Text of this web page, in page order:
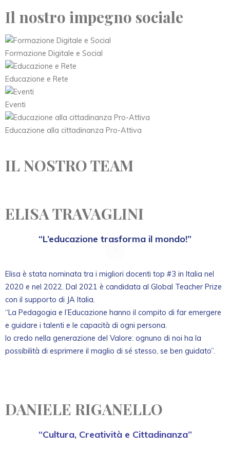
Il nostro impegno sociale
Formazione Digitale e Social
Educazione e Rete
Eventi
Educazione alla cittadinanza Pro-Attiva
IL NOSTRO TEAM
ELISA TRAVAGLINI
“L’educazione trasforma il mondo!”
Elisa è stata nominata tra i migliori docenti top #3 in Italia nel
2020 e nel 2022. Dal 2021 è candidata al Global Teacher Prize
con il supporto di JA Italia.
“La Pedagogia e l’Educazione hanno il compito di far emergere
e guidare i talenti e le capacità di ogni persona.
Io credo nella generazione del Valore: ognuno di noi ha la
possibilità di esprimere il maglio di sé stesso, se ben guidato”.
DANIELE RIGANELLO
“Cultura, Creatività e Cittadinanza”